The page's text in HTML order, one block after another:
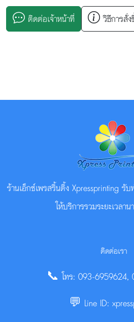
ติดต่อเจ้าหน้าที่ วิธีการสั่
ร้านเอ็กซ์เพรสริ้นติ้ง Xpressprinting รั
ให้บริการรวมระยะเวลา
ติดต่อเรา
📞 โทร: 093-6959624,
💬 Line ID: